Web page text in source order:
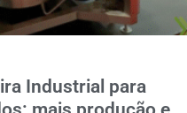
Industrial para